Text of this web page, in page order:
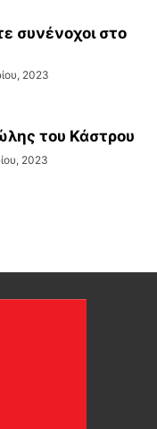
συνένοχοι στο
2023
του Κάστρου
2023